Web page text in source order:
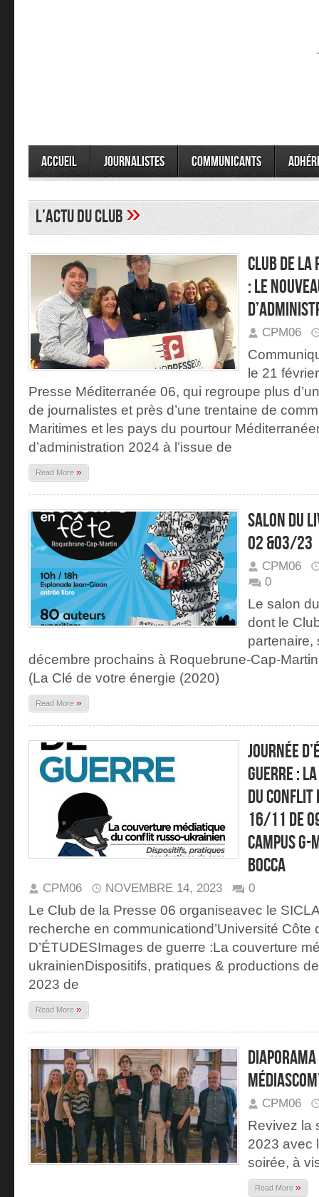
Accueil Journalistes Communicants
L’Actu du Club»
Club de la
: le
CPM06
le 21
Presse Méditerranée 06, qui regroupe plus
de journalistes et près d’une trentaine de
Maritimes et les pays du pourtour
d’administration 2024 à l’issue de
Read More »
Salon du
02 &03/23
CPM06
0
Le salon
dont le
partenaire,
décembre prochains à Roquebrune-Cap-
(La Clé de votre énergie (2020)
Read More »
JOURNÉE
guerre :
du conflit
16/11 de
Campus
Bocca
CPM06 NOVEMBRE 14, 2023 0
Le Club de la Presse 06 organiseavec le
recherche en communicationd’Université Côte
D’ÉTUDESImages de guerre :La couverture
ukrainienDispositifs, pratiques & productions
2023 de
Read More »
CPM06
Revivez la
2023 avec
soirée, à
Read More »